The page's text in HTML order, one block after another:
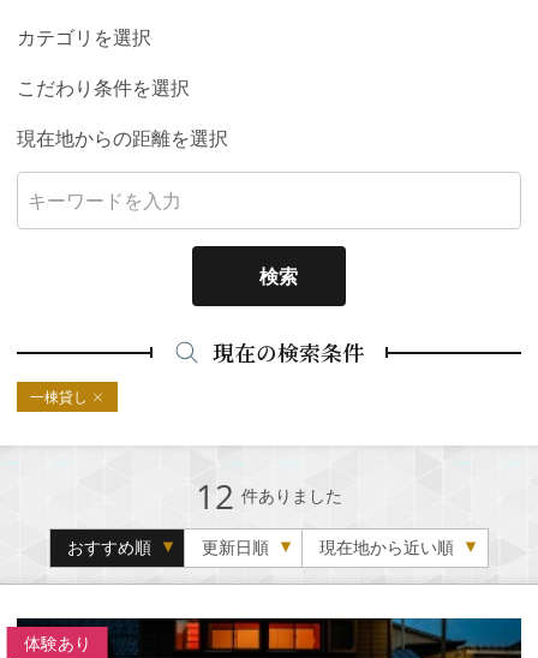
カテゴリを選択
こだわり条件を選択
現在地からの距離を選択
検索
現在の検索条件
一棟貸し
12 件ありました
おすすめ順 更新日順 現在地から近い順
体験あり